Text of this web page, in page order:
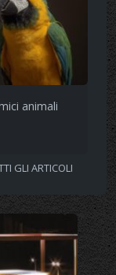
animali
GLI ARTICOLI